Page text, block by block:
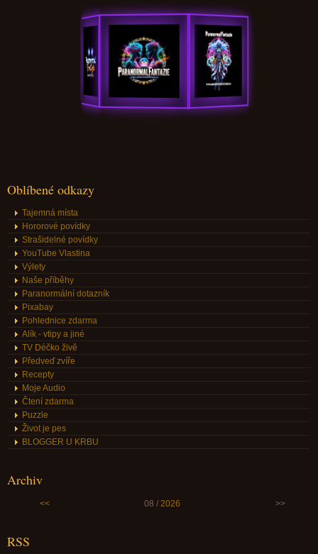
Oblíbené odkazy
Tajemná místa
Hororové povídky
Strašidelné povídky
YouTube Vlastina
Výlety
Naše příběhy
Paranormální dotazník
Pixabay
Pohlednice zdarma
Alík - vtipy a jiné
TV Déčko živě
Předveď zvíře
Recepty
Moje Audio
Čtení zdarma
Puzzle
Život je pes
BLOGGER U KRBU
Archiv
<< 08 / 2026 >>
RSS